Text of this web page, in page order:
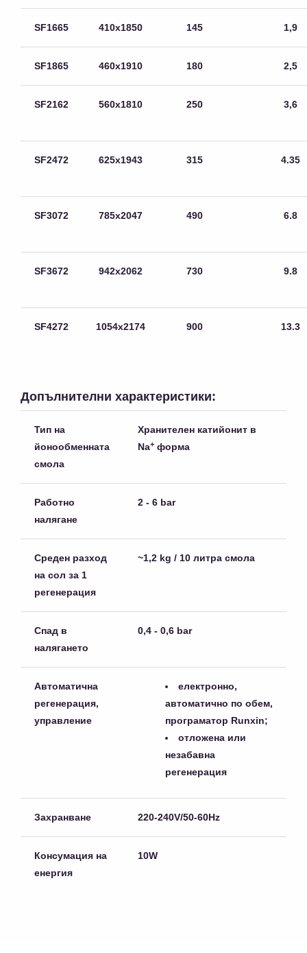
SF1665 410х1850 145 1,9
SF1865 460х1910 180 2,5
SF2162 560х1810 250 3,6
SF2472 625х1943 315 4.35
SF3072 785х2047 490 6.8
SF3672 942х2062 730 9.8
SF4272 1054х2174 900 13.3
Допълнителни характеристики:
Тип на
йонообменната
смола
Хранителен катийонит в
Na+ форма
Работно
налягане
2 - 6 bar
Среден разход
на сол за 1
регенерация
~1,2 kg / 10 литра смола
Спад в
налягането
0,4 - 0,6 bar
Автоматична
регенерация,
управление
електронно,
автоматично по обем,
програматор Runxin;
отложена или
незабавна
регенерация
Захранване 220-240V/50-60Hz
Консумация на
енергия
10W